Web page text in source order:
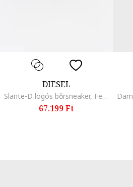
DIESEL
Slante-D logós bőrsneaker, Fekete
67.199 Ft